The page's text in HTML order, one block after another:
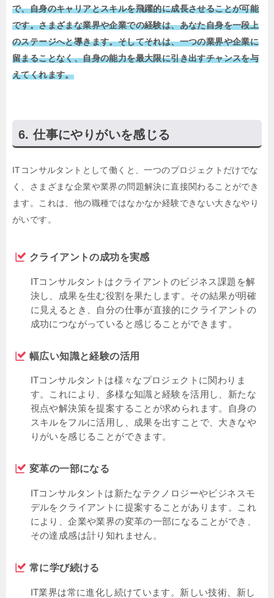
で、自身のキャリアとスキルを飛躍的に成長させることが可能
です。さまざまな業界や企業での経験は、あなた自身を一段上
のステージへと導きます。そしてそれは、一つの業界や企業に
留まることなく、自身の能力を最大限に引き出すチャンスを与
えてくれます。
仕事にやりがいを感じる
ITコンサルタントとして働くと、一つのプロジェクトだけでな
く、さまざまな企業や業界の問題解決に直接関わることができ
ます。これは、他の職種ではなかなか経験できない大きなやり
がいです。
クライアントの成功を実感
ITコンサルタントはクライアントのビジネス課題を解
決し、成果を生む役割を果たします。その結果が明確
に見えるとき、自分の仕事が直接的にクライアントの
成功につながっていると感じることができます。
幅広い知識と経験の活用
ITコンサルタントは様々なプロジェクトに関わりま
す。これにより、多様な知識と経験を活用し、新たな
視点や解決策を提案することが求められます。自身の
スキルをフルに活用し、成果を出すことで、大きなや
りがいを感じることができます。
変革の一部になる
ITコンサルタントは新たなテクノロジーやビジネスモ
デルをクライアントに提案することがあります。これ
により、企業や業界の変革の一部になることができ、
その達成感は計り知れません。
常に学び続ける
IT業界は常に進化し続けています。新しい技術、新し